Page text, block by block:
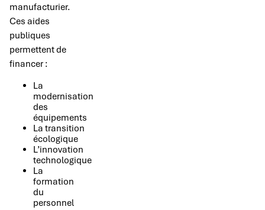
manufacturier.
Ces aides
publiques
permettent de
financer :
La
modernisation
des
équipements
La transition
écologique
L’innovation
technologique
La
formation
du
personnel